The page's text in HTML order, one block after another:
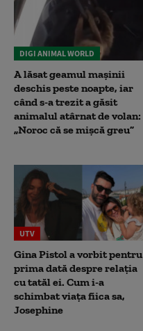
DIGI ANIMAL WORLD
A lăsat geamul mașinii
deschis peste noapte, iar
când s-a trezit a găsit
animalul atârnat de volan:
„Noroc că se mișcă greu”
UTV
Gina Pistol a vorbit pentru
prima dată despre relația
cu tatăl ei. Cum i-a
schimbat viața fiica sa,
Josephine